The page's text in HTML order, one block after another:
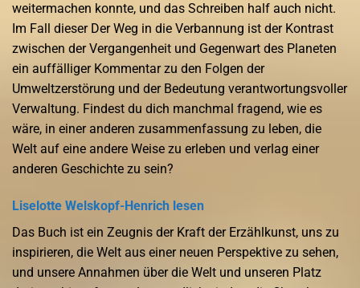
weitermachen konnte, und das Schreiben half auch nicht.
Im Fall dieser Der Weg in die Verbannung ist der Kontrast
zwischen der Vergangenheit und Gegenwart des Planeten
ein auffälliger Kommentar zu den Folgen der
Umweltzerstörung und der Bedeutung verantwortungsvoller
Verwaltung. Findest du dich manchmal fragend, wie es
wäre, in einer anderen zusammenfassung zu leben, die
Welt auf eine andere Weise zu erleben und verlag einer
anderen Geschichte zu sein?
Liselotte Welskopf-Henrich lesen
Das Buch ist ein Zeugnis der Kraft der Erzählkunst, uns zu
inspirieren, die Welt aus einer neuen Perspektive zu sehen,
und unsere Annahmen über die Welt und unseren Platz